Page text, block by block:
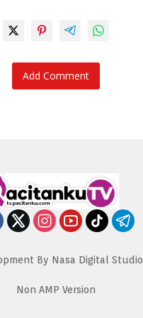
Add Comment
By Nasa Digital Studio
Non AMP Version